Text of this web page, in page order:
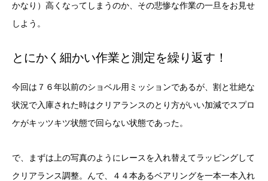
かなり）高くなってしまうのか、その悲惨な作業の一旦をお見せ
しよう。
とにかく細かい作業と測定を繰り返す！
今回は７６年以前のショベル用ミッションであるが、割と壮絶な
状況で入庫された時はクリアランスのとり方がいい加減でスプロ
ケがキッツキツ状態で回らない状態であった。
で、まずは上の写真のようにレースを入れ替えてラッピングして
クリアランス調整。んで、４４本あるベアリングを一本一本入れ